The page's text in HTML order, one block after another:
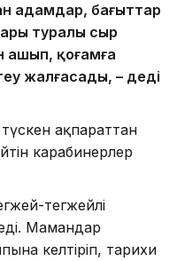
адамдар, бағыттар
туралы сыр
ашып, қоғамға
жалғасады, – деді
ақпараттан
карабинерлер
тегжейлі
Мамандар
келтіріп, тарихи